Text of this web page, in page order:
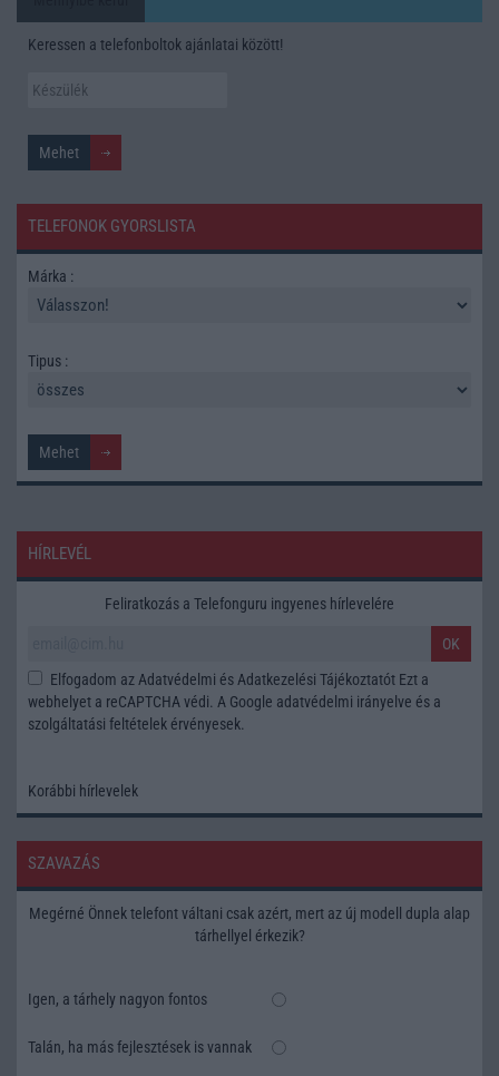
Keressen a telefonboltok ajánlatai között!
TELEFONOK GYORSLISTA
Márka :
Tipus :
HÍRLEVÉL
Feliratkozás a Telefonguru ingyenes hírlevelére
OK
Elfogadom azAdatvédelmi és Adatkezelési Tájékoztatót Ezt a
webhelyet a reCAPTCHA védi. A Google adatvédelmi irányelve és a
szolgáltatási feltételek érvényesek.
Korábbi hírlevelek
SZAVAZÁS
Megérné Önnek telefont váltani csak azért, mert az új modell dupla alap
tárhellyel érkezik?
Igen, a tárhely nagyon fontos
Talán, ha más fejlesztések is vannak